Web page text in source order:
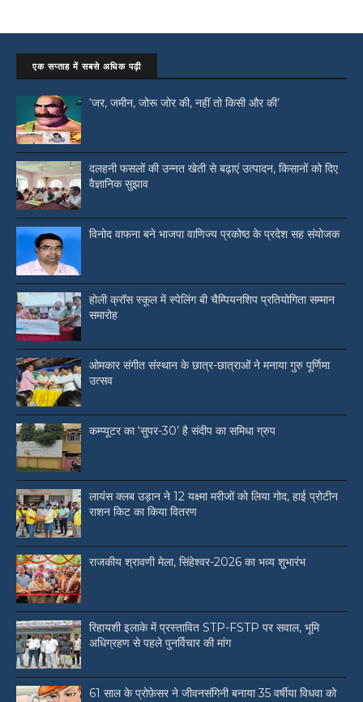
एक सप्ताह में सबसे अधिक पढ़ी
‘जर, जमीन, जोरू जोर की, नहीं तो किसी और की’
दलहनी फसलों की उन्नत खेती से बढ़ाएं उत्पादन, किसानों को दिए
वैज्ञानिक सुझाव
विनोद वाफना बने भाजपा वाणिज्य प्रकोष्ठ के प्रदेश सह संयोजक
होली क्रॉस स्कूल में स्पेलिंग बी चैम्पियनशिप प्रतियोगिता सम्मान
समारोह
ओमकार संगीत संस्थान के छात्र-छात्राओं ने मनाया गुरु पूर्णिमा
उत्सव
कम्प्यूटर का ‘सुपर-30’ है संदीप का समिधा ग्रुप
लायंस क्लब उड़ान ने 12 यक्ष्मा मरीजों को लिया गोद, हाई प्रोटीन
राशन किट का किया वितरण
राजकीय श्रावणी मेला, सिंहेश्वर-2026 का भव्य शुभारंभ
रिहायशी इलाके में प्रस्तावित STP-FSTP पर सवाल, भूमि
अधिग्रहण से पहले पुनर्विचार की मांग
61 साल के प्रोफ़ेसर ने जीवनसंगिनी बनाया 35 वर्षीया विधवा को